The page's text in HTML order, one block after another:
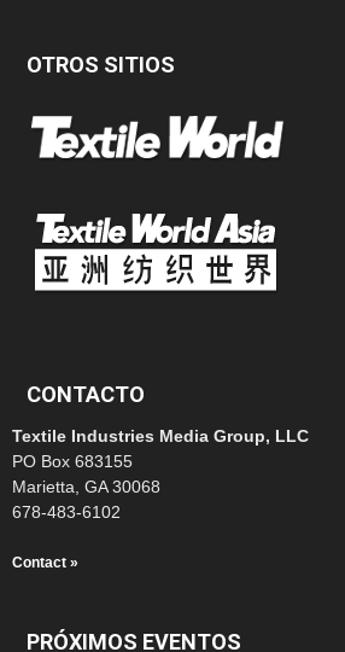
OTROS SITIOS
CONTACTO
Textile Industries Media Group, LLC
PO Box 683155
Marietta, GA 30068
678-483-6102
Contact »
PRÓXIMOS EVENTOS